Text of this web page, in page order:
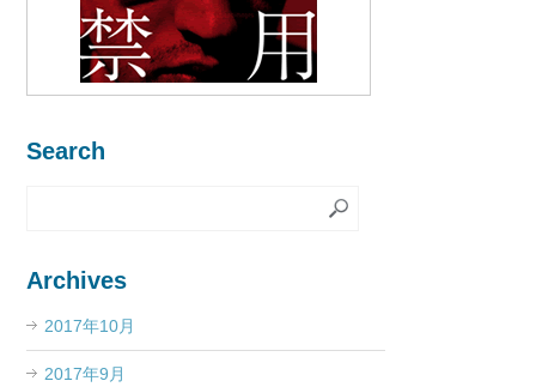
Search
Archives
2017年10月
2017年9月